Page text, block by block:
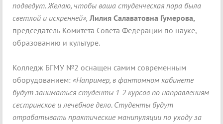
подведут. Желаю, чтобы ваша студенческая пора была
светлой и искренней», Лилия Салаватовна Гумерова,
председатель Комитета Совета Федерации по науке,
образованию и культуре.
Колледж БГМУ №2 оснащен самим современным
оборудованием: «Например, в фантомном кабинете
будут заниматься студенты 1-2 курсов по направлениям
сестринское и лечебное дело. Студенты будут
отрабатывать практические манипуляции по уходу за